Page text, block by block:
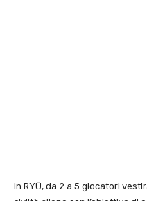
In RYŪ, da 2 a 5 giocatori